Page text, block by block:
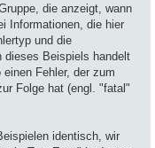
116
):
261):
die anzeigt, wann
Informationen, die hier
und die
dieses Beispiels handelt
Fehler, der zum
Folge hat (engl. "fatal"
identisch, wir